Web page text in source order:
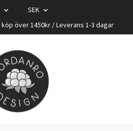
SEK
köp över 1450kr / Leverans 1-3 dagar